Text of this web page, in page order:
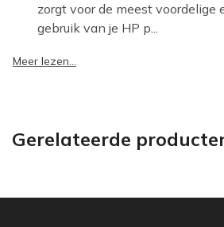
zorgt voor de meest voordelige
gebruik van je HP p...
Meer lezen...
Gerelateerde